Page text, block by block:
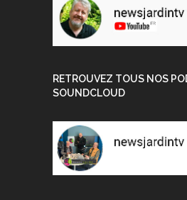
RETROUVEZ TOUS NOS
SOUNDCLOUD